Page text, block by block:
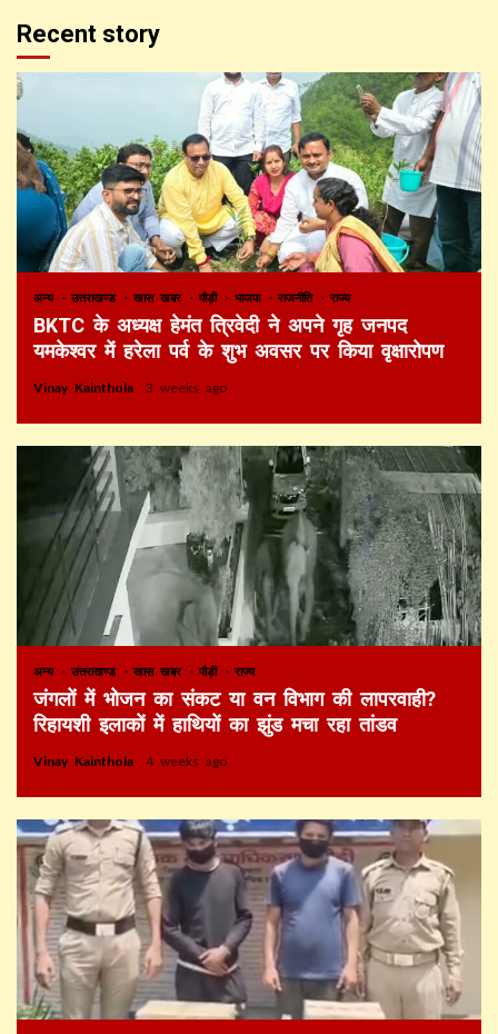
Recent story
अन्य उत्तराखण्ड खास खबर पौड़ी भाजपा राजनीति राज्य
BKTC के अध्यक्ष हेमंत त्रिवेदी ने अपने गृह जनपद
यमकेश्वर में हरेला पर्व के शुभ अवसर पर किया वृक्षारोपण
Vinay Kainthola 3 weeks ago
अन्य उत्तराखण्ड खास खबर पौड़ी राज्य
जंगलों में भोजन का संकट या वन विभाग की लापरवाही?
रिहायशी इलाकों में हाथियों का झुंड मचा रहा तांडव
Vinay Kainthola 4 weeks ago